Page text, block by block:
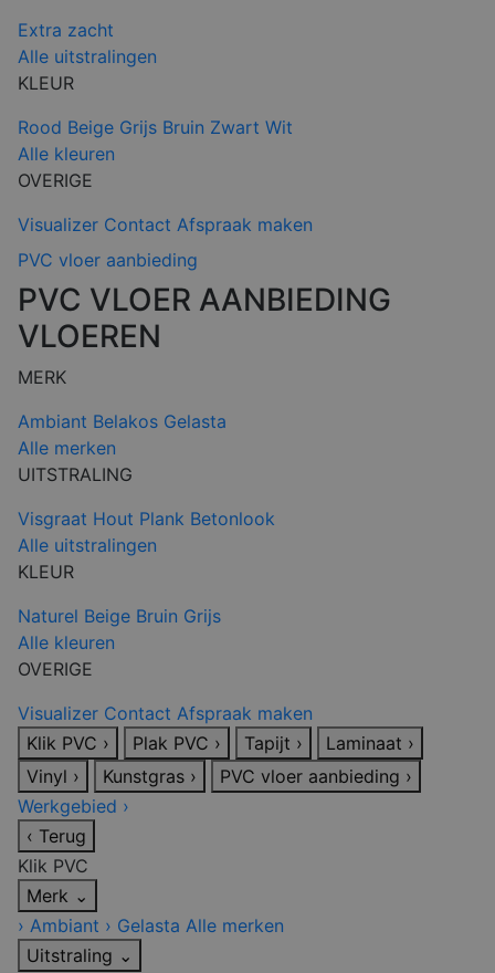
Extra zacht
Alle uitstralingen
KLEUR
Rood Beige Grijs Bruin Zwart Wit
Alle kleuren
OVERIGE
Visualizer Contact Afspraak maken
PVC vloer aanbieding
PVC VLOER AANBIEDING
VLOEREN
MERK
Ambiant Belakos Gelasta
Alle merken
UITSTRALING
Visgraat Hout Plank Betonlook
Alle uitstralingen
KLEUR
Naturel Beige Bruin Grijs
Alle kleuren
OVERIGE
Visualizer Contact Afspraak maken
Klik PVC › Plak PVC › Tapijt › Laminaat ›
Vinyl › Kunstgras › PVC vloer aanbieding ›
Werkgebied ›
‹ Terug
Klik PVC
Merk ⌄
› Ambiant › Gelasta Alle merken
Uitstraling ⌄